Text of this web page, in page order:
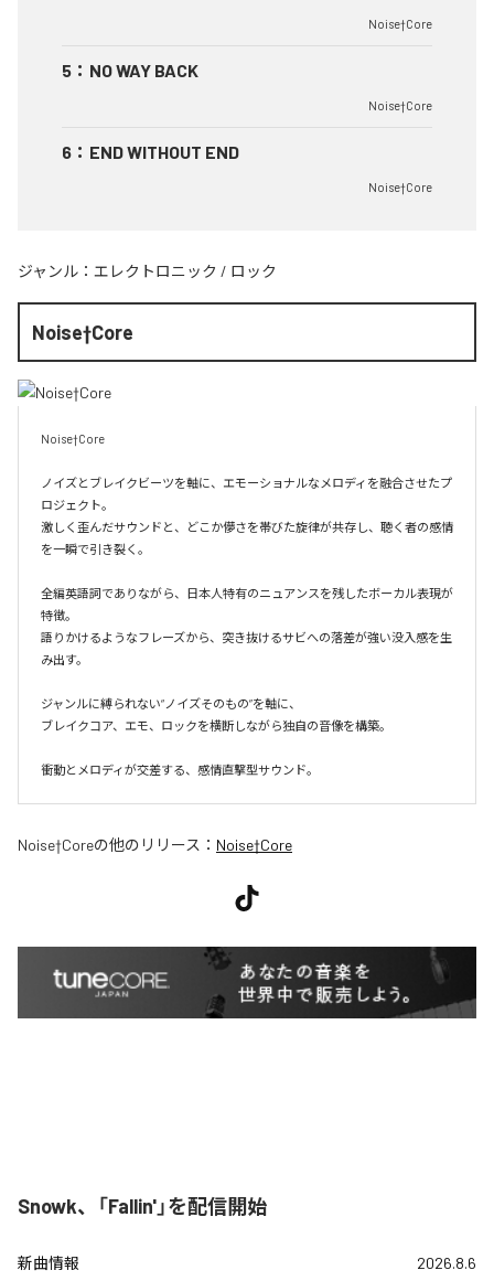
Noise†Core
5 ： NO WAY BACK
Noise†Core
6 ： END WITHOUT END
Noise†Core
ジャンル： エレクトロニック / ロック
Noise†Core
Noise†Core
ノイズとブレイクビーツを軸に、エモーショナルなメロディを融合させたプ
ロジェクト。
激しく歪んだサウンドと、どこか儚さを帯びた旋律が共存し、聴く者の感情
を一瞬で引き裂く。
全編英語詞でありながら、日本人特有のニュアンスを残したボーカル表現が
特徴。
語りかけるようなフレーズから、突き抜けるサビへの落差が強い没入感を生
み出す。
ジャンルに縛られない“ノイズそのもの”を軸に、
ブレイクコア、エモ、ロックを横断しながら独自の音像を構築。
衝動とメロディが交差する、感情直撃型サウンド。
Noise†Coreの他のリリース： Noise†Core
Snowk、「Fallin'」を配信開始
新曲情報 2026.8.6